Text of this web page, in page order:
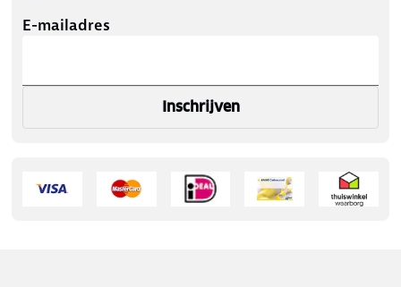
E-mailadres
Inschrijven